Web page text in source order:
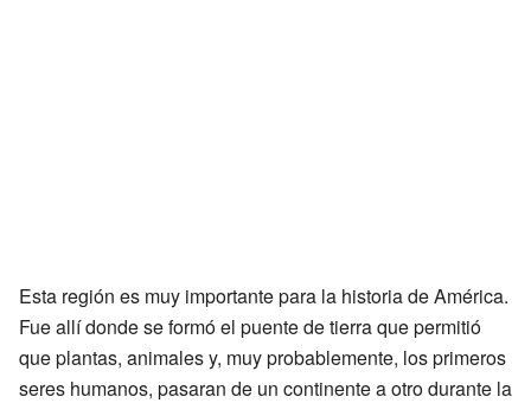
Esta región es muy importante para la historia de América.
Fue allí donde se formó el puente de tierra que permitió
que plantas, animales y, muy probablemente, los primeros
seres humanos, pasaran de un continente a otro durante la